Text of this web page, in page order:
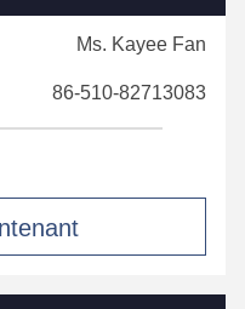
Ms. Kayee Fan
86-510-82713083